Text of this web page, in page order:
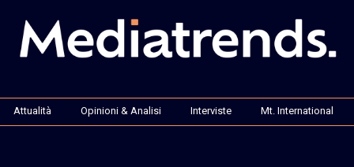
Attualità Opinioni & Analisi Interviste Mt. International